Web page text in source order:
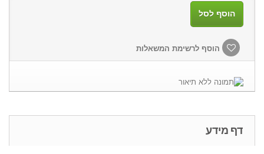
הוסף לסל
הוסף לרשימת המשאלות
דף מידע